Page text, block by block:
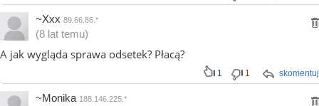
~Xxx 89.66.86.*
(8 lat temu)
A jak wygląda sprawa odsetek? Płacą?
skomentuj
1 1
~Monika 188.146.225.*